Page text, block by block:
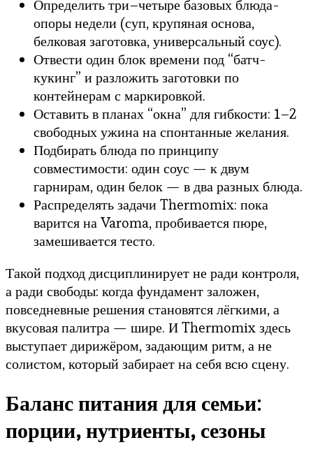
Определить три–четыре базовых блюда-
опоры недели (суп, крупяная основа,
белковая заготовка, универсальный соус).
Отвести один блок времени под “батч-
кукинг” и разложить заготовки по
контейнерам с маркировкой.
Оставить в планах “окна” для гибкости: 1–2
свободных ужина на спонтанные желания.
Подбирать блюда по принципу
совместимости: один соус — к двум
гарнирам, один белок — в два разных блюда.
Распределять задачи Thermomix: пока
варится на Varoma, пробивается пюре,
замешивается тесто.
Такой подход дисциплинирует не ради контроля,
а ради свободы: когда фундамент заложен,
повседневные решения становятся лёгкими, а
вкусовая палитра — шире. И Thermomix здесь
выступает дирижёром, задающим ритм, а не
солистом, который забирает на себя всю сцену.
Баланс питания для семьи:
порции, нутриенты, сезоны